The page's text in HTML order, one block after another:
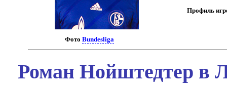
Фото Bundesliga
Профиль
Роман Нойштедтер в